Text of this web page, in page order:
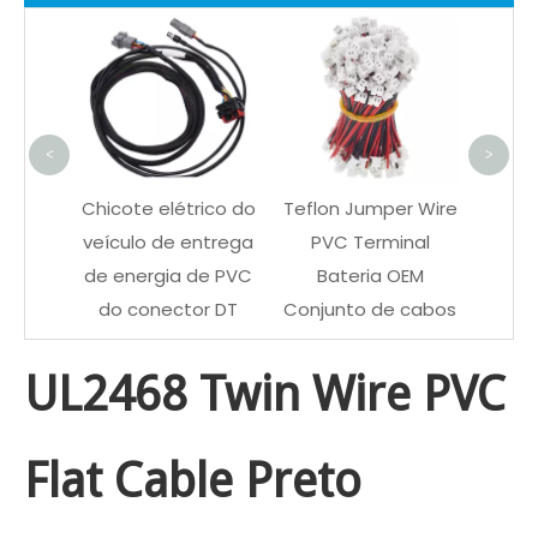
Chicote elétrico do
veículo de entrega
de energia de PVC
do conector DT
Teflon Jumper Wire
PVC Terminal
Bateria OEM
Conjunto de cabos
< >
UL2468 Twin Wire PVC
Flat Cable Preto